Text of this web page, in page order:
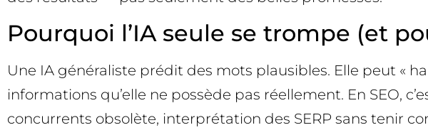
Pourquoi l’IA seule se trompe (et
Une IA généraliste prédit des mots plausibles. Elle peut «
informations qu’elle ne possède pas réellement. En SEO,
concurrents obsolète, interprétation des SERP sans tenir